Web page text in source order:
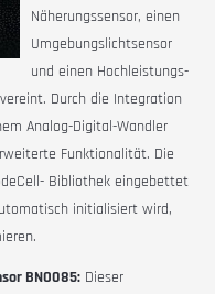
Näherungssensor, einen
Umgebungslichtsensor
und einen Hochleistungs-
Durch die Integration
Analog-Digital-Wandler
Funktionalität. Die
Bibliothek eingebettet
initialisiert wird,
BNO085: Dieser